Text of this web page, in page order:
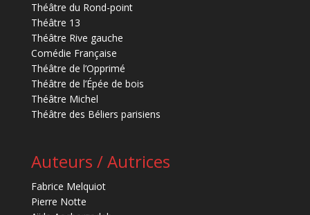
Théâtre du Rond-point
Théâtre 13
Théâtre Rive gauche
Comédie Française
Théâtre de l’Opprimé
Théâtre de l’Épée de bois
Théâtre Michel
Théâtre des Béliers parisiens
Auteurs / Autrices
Fabrice Melquiot
Pierre Notte